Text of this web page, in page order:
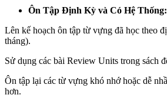
Ôn Tập Định Kỳ và Có Hệ Thống:
Lên kế hoạch ôn tập từ vựng đã học theo
tháng).
Sử dụng các bài Review Units trong sách
Ôn tập lại các từ vựng khó nhớ hoặc dễ
hơn.